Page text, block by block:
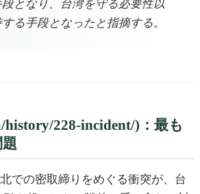
となり、台湾を守る必要性以
る手段となったと指摘する。
228-incident/)：最も
での密取締りをめぐる衝突が、台